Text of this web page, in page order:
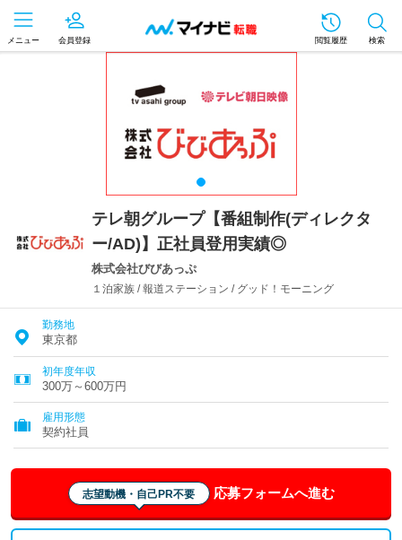
メニュー 会員登録 閲覧履歴 検索
テレ朝グループ【番組制作(ディレクタ
ー/AD)】正社員登用実績◎
株式会社びびあっぷ
１泊家族 / 報道ステーション / グッド！モーニング
勤務地
東京都
初年度年収
300万～600万円
雇用形態
契約社員
志望動機・自己PR不要 応募フォームへ進む